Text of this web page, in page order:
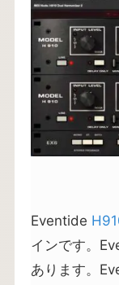
Eventide
インです。
あります。